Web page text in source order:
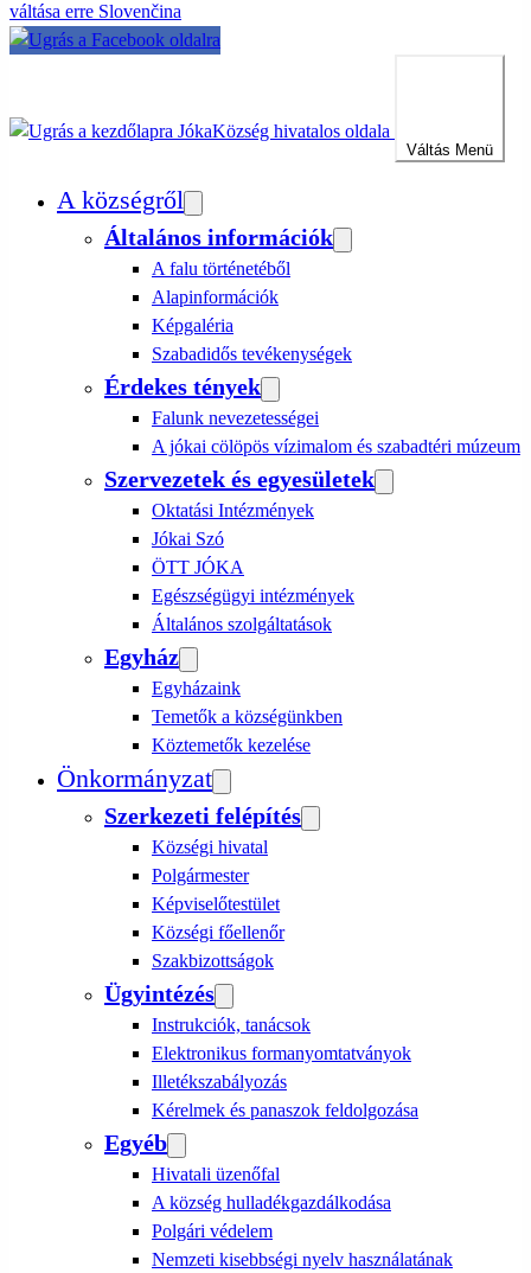
váltása erre Slovenčina
JókaKözség hivatalos oldala
Váltás Menü
A községről
Általános információk
A falu történetéből
Alapinformációk
Képgaléria
Szabadidős tevékenységek
Érdekes tények
Falunk nevezetességei
A jókai cölöpös vízimalom és szabadtéri múzeum
Szervezetek és egyesületek
Oktatási Intézmények
Jókai Szó
ÖTT JÓKA
Egészségügyi intézmények
Általános szolgáltatások
Egyház
Egyházaink
Temetők a községünkben
Köztemetők kezelése
Önkormányzat
Szerkezeti felépítés
Községi hivatal
Polgármester
Képviselőtestület
Községi főellenőr
Szakbizottságok
Ügyintézés
Instrukciók, tanácsok
Elektronikus formanyomtatványok
Illetékszabályozás
Kérelmek és panaszok feldolgozása
Egyéb
Hivatali üzenőfal
A község hulladékgazdálkodása
Polgári védelem
Nemzeti kisebbségi nyelv használatának